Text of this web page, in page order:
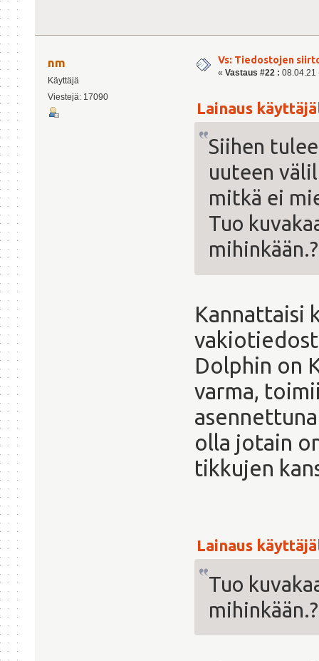
nm
Käyttäjä
Viestejä: 17090
Vs: Tiedostojen
« Vastaus #22 : 08.04.21
Lainaus
Siihen
uuteen
mitkä ei
Tuo
mihinkään.?
Kannattaisi
Dolphin on
varma,
olla jotain
tikkujen
Lainaus
Tuo
mihinkään.?